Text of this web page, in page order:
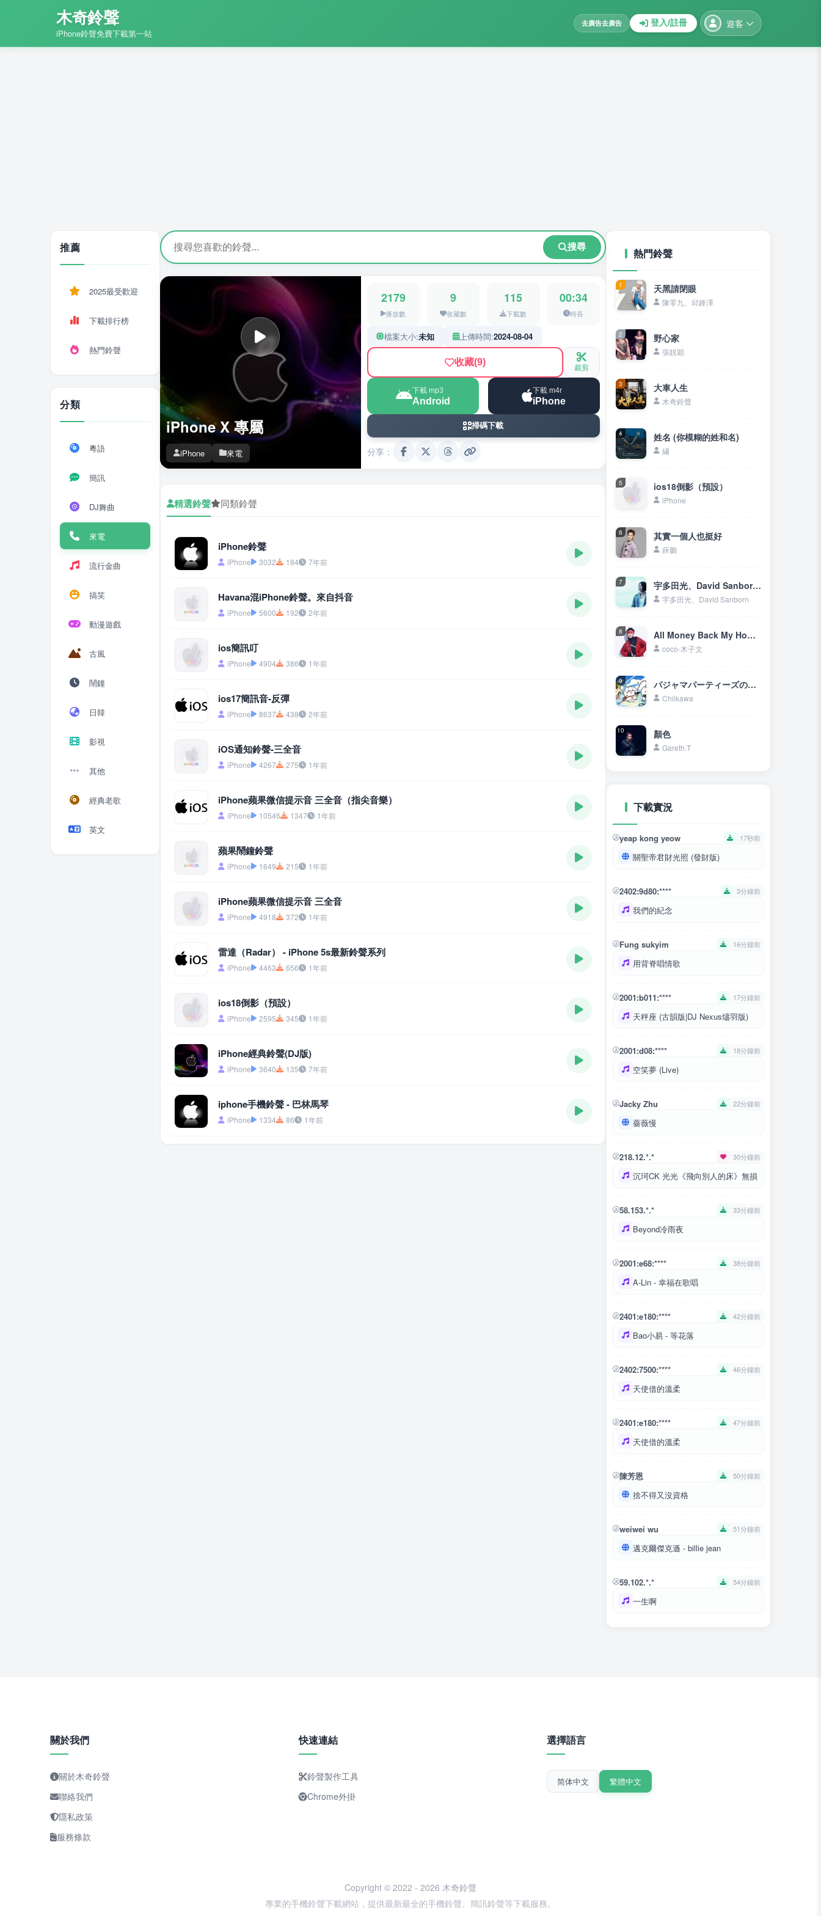
木奇鈴聲
iPhone鈴聲免費下載第一站
去廣告去廣告 登入/註冊 遊客
推薦
2025最受歡迎
下載排行榜
熱門鈴聲
分類
粵語
簡訊
DJ舞曲
來電
流行金曲
搞笑
動漫遊戲
古風
鬧鐘
日韓
影視
其他
經典老歌
英文
搜尋
iPhone X 專屬
iPhone 來電
2179
播放數
9
收藏數
115
下載數
00:34
時長
檔案大小:未知 上傳時間:2024-08-04
收藏(9) 裁剪
下載 mp3
Android
下載 m4r
iPhone
掃碼下載
分享：
精選鈴聲 同類鈴聲
iPhone鈴聲
iPhone 3032 184 7年前
Havana混iPhone鈴聲。來自抖音
iPhone 5600 192 2年前
ios簡訊叮
iPhone 4904 386 1年前
ios17簡訊音-反彈
iPhone 8637 438 2年前
iOS通知鈴聲-三全音
iPhone 4267 275 1年前
iPhone蘋果微信提示音 三全音（指尖音樂）
iPhone 10546 1347 1年前
蘋果鬧鐘鈴聲
iPhone 1649 215 1年前
iPhone蘋果微信提示音 三全音
iPhone 4918 372 1年前
雷達（Radar） - iPhone 5s最新鈴聲系列
iPhone 4463 656 1年前
ios18倒影（預設）
iPhone 2595 345 1年前
iPhone經典鈴聲(DJ版)
iPhone 3640 135 7年前
iphone手機鈴聲 - 巴林馬琴
iPhone 1334 86 1年前
熱門鈴聲
1 天黑請閉眼
陳零九、邱鋒澤
2 野心家
張靚穎
3 大車人生
木奇鈴聲
4 姓名 (你模糊的姓和名)
繡
5 ios18倒影（預設）
iPhone
6 其實一個人也挺好
薛鵬
7 宇多田光、David Sanborn - First Love
宇多田光、David Sanborn
8 All Money Back My Home (把錢往我家裡送)
coco-木子文
9 パジャマパーティーズのうた (睡衣派對之歌)
Chiikawa
10 顏色
Gareth.T
下載實況
yeap kong yeow 17秒前
關聖帝君財光照 (發財版)
2402:9d80:**** 3分鐘前
我們的紀念
Fung sukyim 16分鐘前
用背脊唱情歌
2001:b011:**** 17分鐘前
天秤座 (古韻版|DJ Nexus燼羽版)
2001:d08:**** 18分鐘前
空笑夢 (Live)
Jacky Zhu 22分鐘前
薔薇慢
218.12.*.* 30分鐘前
沉珂CK 光光《飛向別人的床》無損
58.153.*.* 33分鐘前
Beyond冷雨夜
2001:e68:**** 38分鐘前
A-Lin - 幸福在歌唱
2401:e180:**** 42分鐘前
Bao小易 - 等花落
2402:7500:**** 46分鐘前
天使借的溫柔
2401:e180:**** 47分鐘前
天使借的溫柔
陳芳恩 50分鐘前
捨不得又沒資格
weiwei wu 51分鐘前
邁克爾傑克遜 - billie jean
59.102.*.* 54分鐘前
一生啊
關於我們
關於木奇鈴聲
聯絡我們
隱私政策
服務條款
快速連結
鈴聲製作工具
Chrome外掛
選擇語言
简体中文 繁體中文
Copyright © 2022 - 2026 木奇鈴聲
專業的手機鈴聲下載網站，提供最新最全的手機鈴聲、簡訊鈴聲等下載服務。